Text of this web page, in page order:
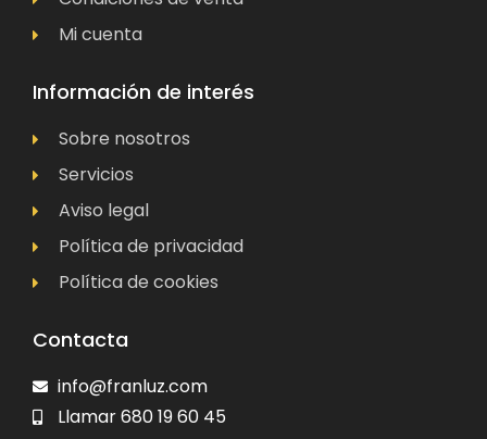
Mi cuenta
Información de interés
Sobre nosotros
Servicios
Aviso legal
Política de privacidad
Política de cookies
Contacta
info@franluz.com
Llamar 680 19 60 45